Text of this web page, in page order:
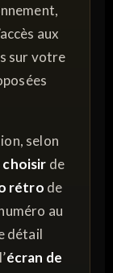
aux
sur votre
selon
choisir de
rétro de
au
détail
écran de